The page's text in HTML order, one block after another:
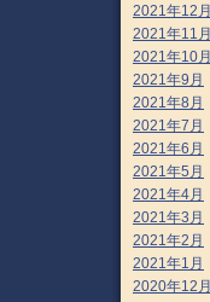
2021年12月
2021年11月
2021年10月
2021年9月
2021年8月
2021年7月
2021年6月
2021年5月
2021年4月
2021年3月
2021年2月
2021年1月
2020年12月